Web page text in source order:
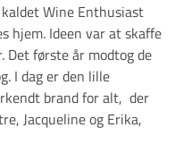
Wine Enthusiast
hjem. Ideen var at skaffe
Det første år modtog de
I dag er den lille
brand for alt, der
Jacqueline og Erika,